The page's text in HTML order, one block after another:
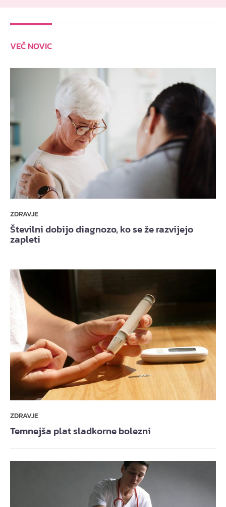
VEČ NOVIC
ZDRAVJE
Številni dobijo diagnozo, ko se že razvijejo
zapleti
ZDRAVJE
Temnejša plat sladkorne bolezni